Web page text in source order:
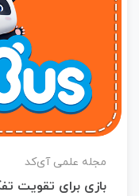
مجله علمی آی‌کد
بازی برای تقویت